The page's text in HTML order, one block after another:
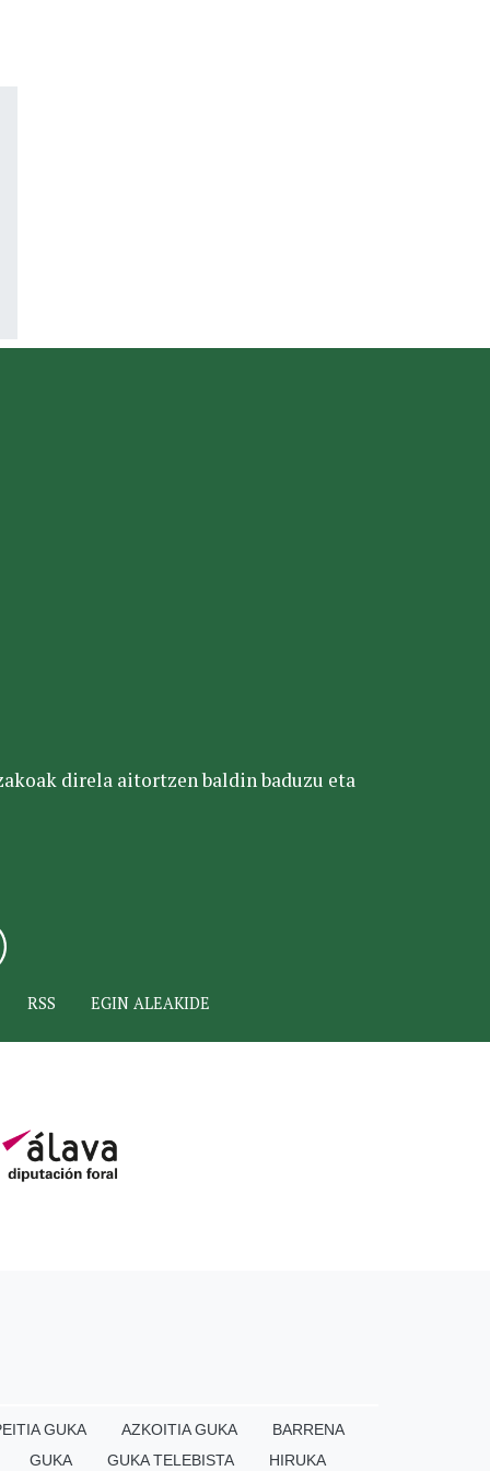
direla aitortzen baldin baduzu eta
RSS EGIN ALEAKIDE
GUKA AZKOITIA GUKA
BARRENA
GUKA GUKA TELEBISTA HIRUKA